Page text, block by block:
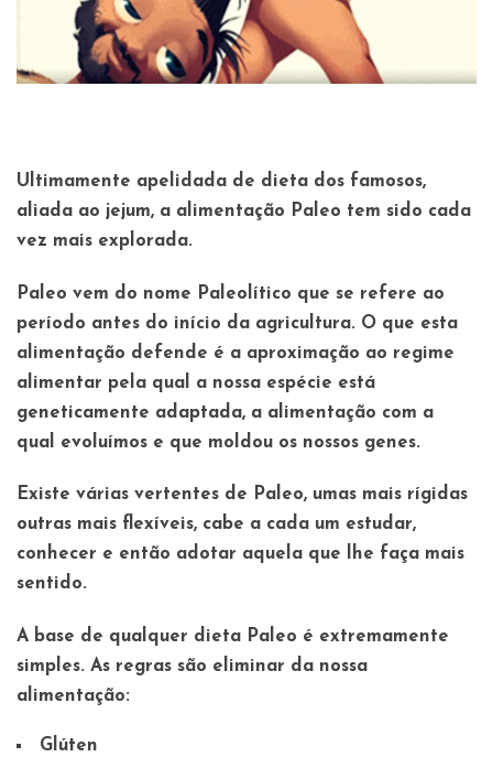
Ultimamente apelidada de dieta dos famosos,
aliada ao jejum, a alimentação Paleo tem sido cada
vez mais explorada.
Paleo vem do nome Paleolítico que se refere ao
período antes do início da agricultura. O que esta
alimentação defende é a aproximação ao regime
alimentar pela qual a nossa espécie está
geneticamente adaptada, a alimentação com a
qual evoluímos e que moldou os nossos genes.
Existe várias vertentes de Paleo, umas mais rígidas
outras mais flexíveis, cabe a cada um estudar,
conhecer e então adotar aquela que lhe faça mais
sentido.
A base de qualquer dieta Paleo é extremamente
simples. As regras são eliminar da nossa
alimentação:
Glúten